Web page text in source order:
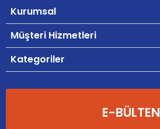
Kurumsal
Müşteri Hizmetleri
Kategoriler
E-BÜLTEN